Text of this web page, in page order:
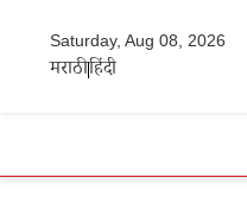
Saturday, Aug 08, 2026
मराठीहिंदी